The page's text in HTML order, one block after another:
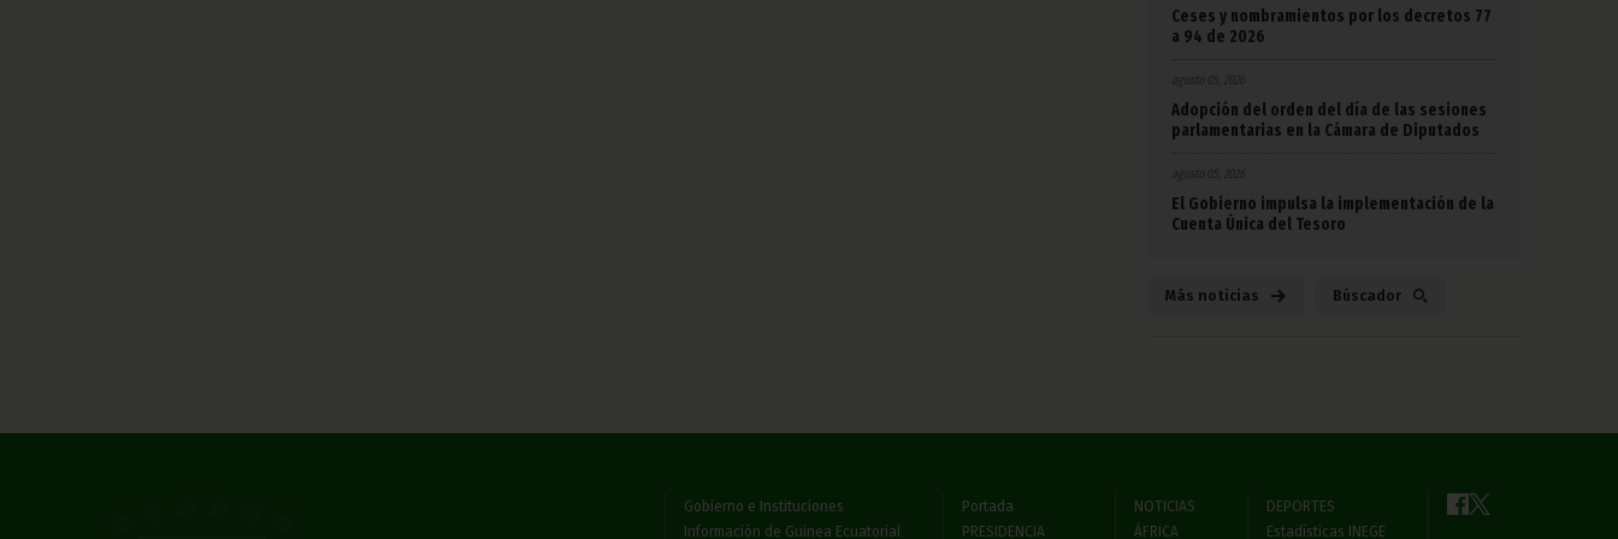
Ceses y nombramientos por los decretos 77
a 94 de 2026
agosto 05, 2026
Adopción del orden del día de las sesiones
parlamentarias en la Cámara de Diputados
agosto 05, 2026
El Gobierno impulsa la implementación de la
Cuenta Única del Tesoro
Más noticias Búscador
Gobierno e Instituciones
Información de Guinea Ecuatorial
Portada
PRESIDENCIA
NOTICIAS
ÁFRICA
DEPORTES
Estadísticas INEGE